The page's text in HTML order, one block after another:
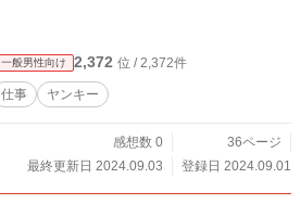
一般男性向け 2,372 位 / 2,372件
仕事 ヤンキー
感想数 0
36ページ
最終更新日 2024.09.03
登録日 2024.09.01